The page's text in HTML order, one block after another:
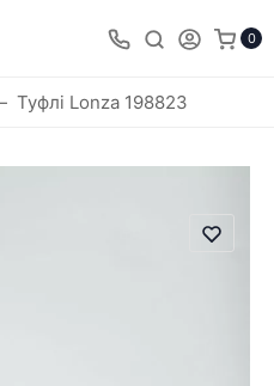
0
Туфлі Lonza 198823